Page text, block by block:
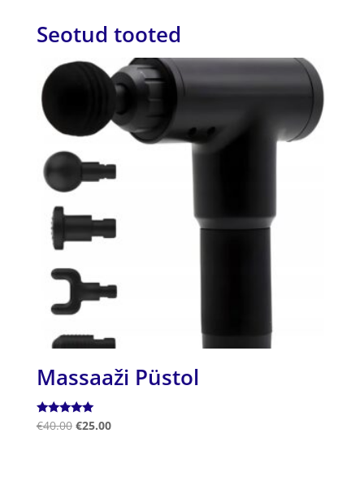
Seotud tooted
Massaaži Püstol
Hinnanguga
5.00
€40.00 €25.00